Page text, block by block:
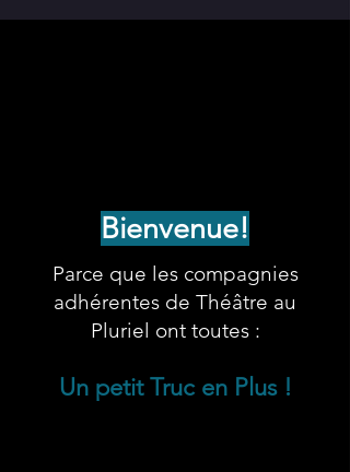
Bienvenue!
Parce que les compagnies
adhérentes de Théâtre au
Pluriel ont toutes :
Un petit Truc en Plus !